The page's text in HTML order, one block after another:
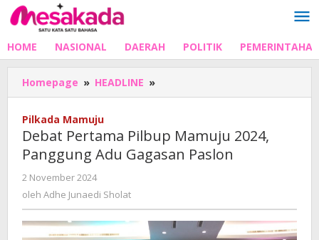
Lewati
ke
HOME NASIONAL DAERAH POLITIK
Homepage » HEADLINE »
Pertama
2024,
Panggung
Pilkada Mamuju
Debat Pertama Pilbup Mamuju 2024,
Panggung Adu Gagasan Paslon
2 November 2024
Adhe
oleh Adhe Junaedi Sholat